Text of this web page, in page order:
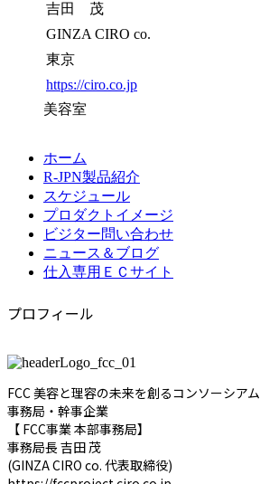
吉田 茂
GINZA CIRO co.
東京
https://ciro.co.jp
美容室
ホーム
R-JPN製品紹介
スケジュール
プロダクトイメージ
ビジター問い合わせ
ニュース＆ブログ
仕入専用ＥＣサイト
プロフィール
FCC 美容と理容の未来を創るコンソーシアム
事務局・幹事企業
【 FCC事業 本部事務局】
事務局長 吉田 茂
(GINZA CIRO co. 代表取締役)